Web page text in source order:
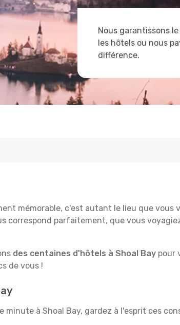
Nous garantissons
les hôtels ou nous
différence.
mémorable, c'est autant le lieu que
correspond parfaitement, que vous
des centaines d'hôtels à Shoal Bay pour
de vous !
à Shoal Bay, gardez à l'esprit ces